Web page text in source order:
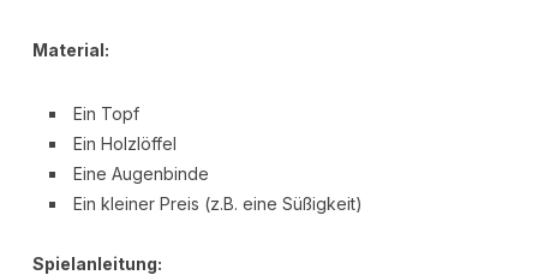
Material:
Ein Topf
Ein Holzlöffel
Eine Augenbinde
Ein kleiner Preis (z.B. eine Süßigkeit)
Spielanleitung: